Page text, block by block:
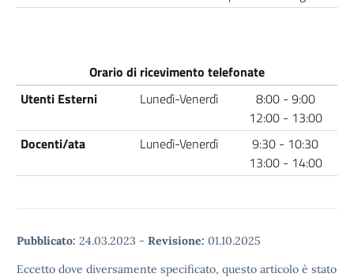
Orario di ricevimento telefonate
Utenti Esterni
Lunedì-Venerdì
8:00 - 9:00
12:00 - 13:00
Docenti/ata
Lunedì-Venerdì
9:30 - 10:30
13:00 - 14:00
Pubblicato: 24.03.2023 - Revisione: 01.10.2025
Eccetto dove diversamente specificato, questo articolo è stato